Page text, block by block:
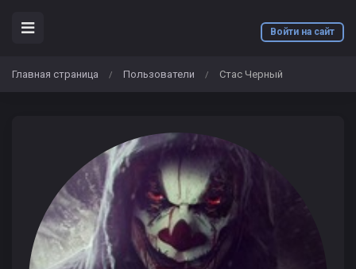
Войти на сайт
Главная страница / Пользователи / Стас Черный